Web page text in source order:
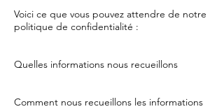
Voici ce que vous pouvez attendre de notre
politique de confidentialité :
Quelles informations nous recueillons
Comment nous recueillons les informations